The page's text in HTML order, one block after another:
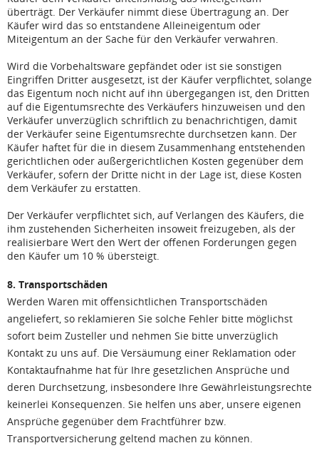
überträgt. Der Verkäufer nimmt diese Übertragung an. Der
Käufer wird das so entstandene Alleineigentum oder
Miteigentum an der Sache für den Verkäufer verwahren.
Wird die Vorbehaltsware gepfändet oder ist sie sonstigen
Eingriffen Dritter ausgesetzt, ist der Käufer verpflichtet, solange
das Eigentum noch nicht auf ihn übergegangen ist, den Dritten
auf die Eigentumsrechte des Verkäufers hinzuweisen und den
Verkäufer unverzüglich schriftlich zu benachrichtigen, damit
der Verkäufer seine Eigentumsrechte durchsetzen kann. Der
Käufer haftet für die in diesem Zusammenhang entstehenden
gerichtlichen oder außergerichtlichen Kosten gegenüber dem
Verkäufer, sofern der Dritte nicht in der Lage ist, diese Kosten
dem Verkäufer zu erstatten.
Der Verkäufer verpflichtet sich, auf Verlangen des Käufers, die
ihm zustehenden Sicherheiten insoweit freizugeben, als der
realisierbare Wert den Wert der offenen Forderungen gegen
den Käufer um 10 % übersteigt.
8. Transportschäden
Werden Waren mit offensichtlichen Transportschäden
angeliefert, so reklamieren Sie solche Fehler bitte möglichst
sofort beim Zusteller und nehmen Sie bitte unverzüglich
Kontakt zu uns auf. Die Versäumung einer Reklamation oder
Kontaktaufnahme hat für Ihre gesetzlichen Ansprüche und
deren Durchsetzung, insbesondere Ihre Gewährleistungsrechte
keinerlei Konsequenzen. Sie helfen uns aber, unsere eigenen
Ansprüche gegenüber dem Frachtführer bzw.
Transportversicherung geltend machen zu können.